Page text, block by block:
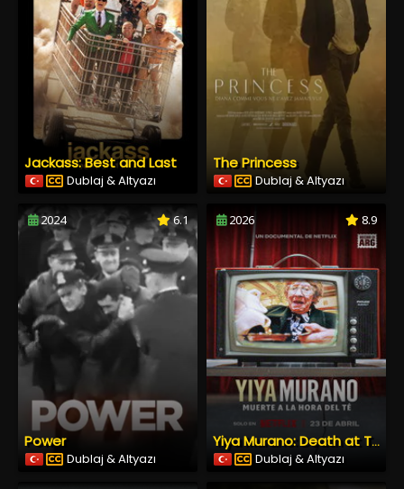
Jackass: Best and Last
Dublaj & Altyazı
The Princess
Dublaj & Altyazı
2024 6.1
Power
Dublaj & Altyazı
2026 8.9
Yiya Murano: Death at Tea Time
Dublaj & Altyazı